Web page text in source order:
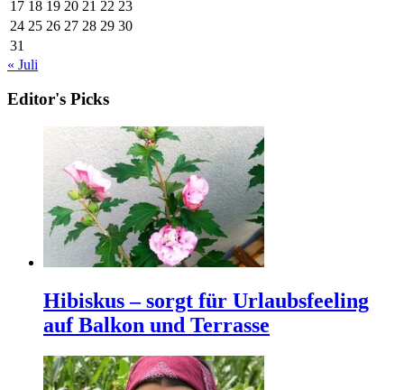
17 18 19 20 21 22 23
24 25 26 27 28 29 30
31
« Juli
Editor's Picks
Hibiskus – sorgt für Urlaubsfeeling
auf Balkon und Terrasse